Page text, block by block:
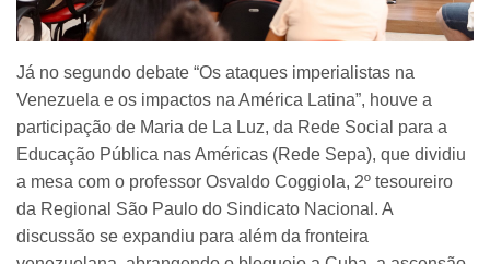
Já no segundo debate “Os ataques imperialistas na
Venezuela e os impactos na América Latina”, houve a
participação de Maria de La Luz, da Rede Social para a
Educação Pública nas Américas (Rede Sepa), que dividiu
a mesa com o professor Osvaldo Coggiola, 2º tesoureiro
da Regional São Paulo do Sindicato Nacional. A
discussão se expandiu para além da fronteira